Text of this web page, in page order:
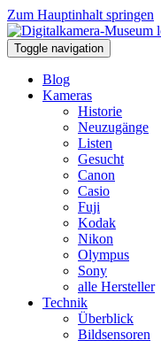
Zum Hauptinhalt springen
Toggle navigation
Blog
Kameras
Historie
Neuzugänge
Listen
Gesucht
Canon
Casio
Fuji
Kodak
Nikon
Olympus
Sony
alle Hersteller
Technik
Überblick
Bildsensoren